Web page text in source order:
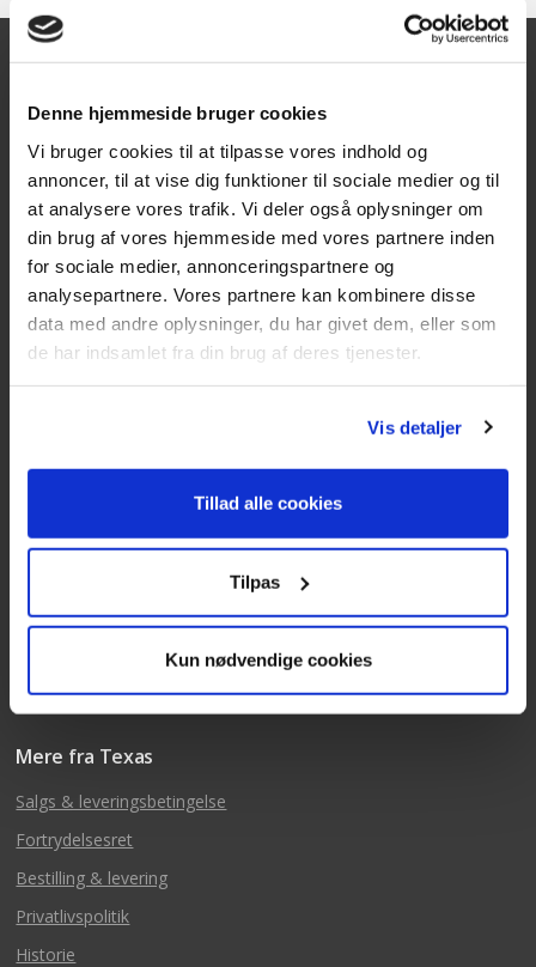
Denne hjemmeside bruger cookies
Vi bruger cookies til at tilpasse vores indhold og
annoncer, til at vise dig funktioner til sociale medier og til
at analysere vores trafik. Vi deler også oplysninger om
din brug af vores hjemmeside med vores partnere inden
for sociale medier, annonceringspartnere og
analysepartnere. Vores partnere kan kombinere disse
data med andre oplysninger, du har givet dem, eller som
de har indsamlet fra din brug af deres tjenester.
Vis detaljer
Tillad alle cookies
Tilpas
Kun nødvendige cookies
Kontakt
Texas A/S
Knullen 22
5260 Odense S
CVR: DK66212319
Kundeservice
Telefonerne er åben alle hverdage
Mere fra Texas
Salgs & leveringsbetingelse
Fortrydelsesret
Bestilling & levering
Privatlivspolitik
Historie